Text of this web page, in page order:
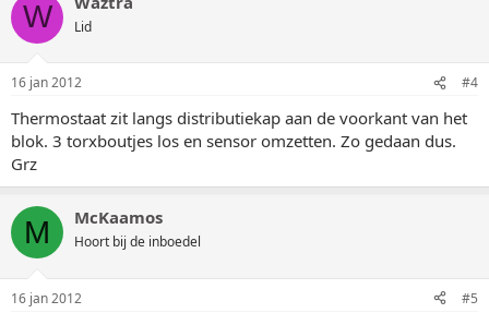
W Lid
16 jan 2012 #4
Thermostaat zit langs distributiekap aan de voorkant van het
blok. 3 torxboutjes los en sensor omzetten. Zo gedaan dus.
Grz
M McKaamos
Hoort bij de inboedel
16 jan 2012 #5